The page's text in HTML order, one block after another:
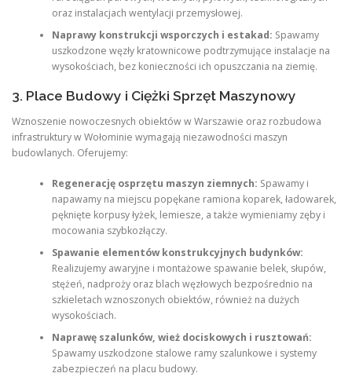
oraz instalacjach wentylacji przemysłowej.
Naprawy konstrukcji wsporczych i estakad: Spawamy
uszkodzone węzły kratownicowe podtrzymujące instalacje na
wysokościach, bez konieczności ich opuszczania na ziemię.
3. Place Budowy i Ciężki Sprzęt Maszynowy
Wznoszenie nowoczesnych obiektów w Warszawie oraz rozbudowa
infrastruktury w Wołominie wymagają niezawodności maszyn
budowlanych. Oferujemy:
Regenerację osprzętu maszyn ziemnych: Spawamy i
napawamy na miejscu popękane ramiona koparek, ładowarek,
pęknięte korpusy łyżek, lemiesze, a także wymieniamy zęby i
mocowania szybkozłączy.
Spawanie elementów konstrukcyjnych budynków:
Realizujemy awaryjne i montażowe spawanie belek, słupów,
stężeń, nadproży oraz blach węzłowych bezpośrednio na
szkieletach wznoszonych obiektów, również na dużych
wysokościach.
Naprawę szalunków, wież dociskowych i rusztowań:
Spawamy uszkodzone stalowe ramy szalunkowe i systemy
zabezpieczeń na placu budowy.